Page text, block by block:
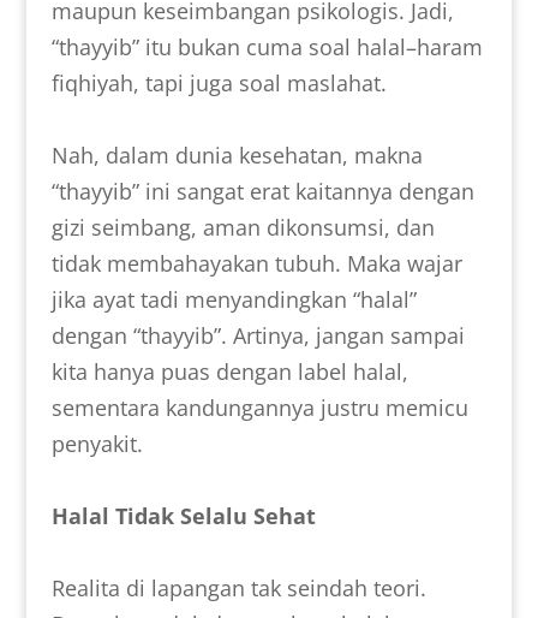
maupun keseimbangan psikologis. Jadi,
“thayyib” itu bukan cuma soal halal–haram
fiqhiyah, tapi juga soal maslahat.
Nah, dalam dunia kesehatan, makna
“thayyib” ini sangat erat kaitannya dengan
gizi seimbang, aman dikonsumsi, dan
tidak membahayakan tubuh. Maka wajar
jika ayat tadi menyandingkan “halal”
dengan “thayyib”. Artinya, jangan sampai
kita hanya puas dengan label halal,
sementara kandungannya justru memicu
penyakit.
Halal Tidak Selalu Sehat
Realita di lapangan tak seindah teori.